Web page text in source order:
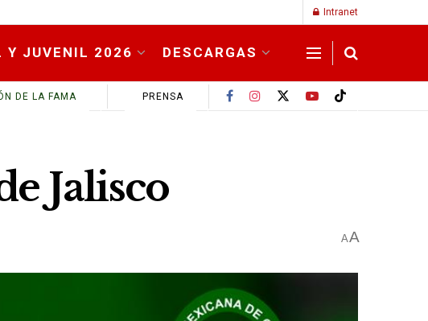
Intranet
Y JUVENIL 2026 DESCARGAS
DE LA FAMA PRENSA
Jalisco
AA